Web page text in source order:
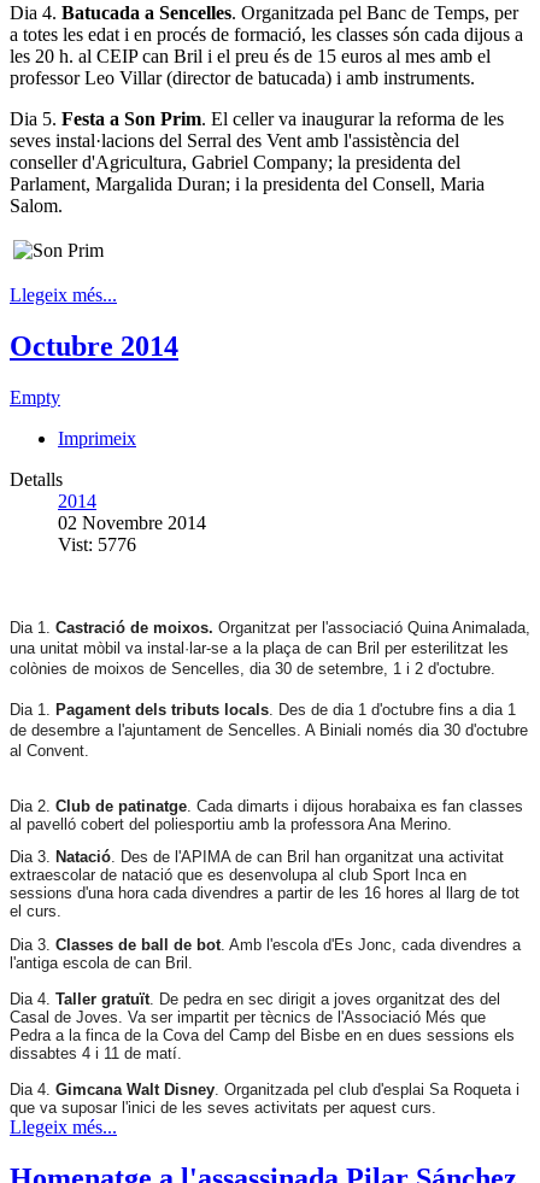
Dia 4. Batucada a Sencelles. Organitzada pel Banc de Temps, per
a totes les edat i en procés de formació, les classes són cada dijous a
les 20 h. al CEIP can Bril i el preu és de 15 euros al mes amb el
professor Leo Villar (director de batucada) i amb instruments.
Dia 5. Festa a Son Prim. El celler va inaugurar la reforma de les
seves instal·lacions del Serral des Vent amb l'assistència del
conseller d'Agricultura, Gabriel Company; la presidenta del
Parlament, Margalida Duran; i la presidenta del Consell, Maria
Salom.
Llegeix més...
Octubre 2014
Empty
Imprimeix
Detalls
2014
02 Novembre 2014
Vist: 5776
Dia 1. Castració de moixos. Organitzat per l'associació Quina Animalada,
una unitat mòbil va instal·lar-se a la plaça de can Bril per esterilitzat les
colònies de moixos de Sencelles, dia 30 de setembre, 1 i 2 d'octubre.
Dia 1. Pagament dels tributs locals . Des de dia 1 d'octubre fins a dia 1
de desembre a l'ajuntament de Sencelles. A Biniali només dia 30 d'octubre
al Convent.
Dia 2. Club de patinatge . Cada dimarts i dijous horabaixa es fan classes
al pavelló cobert del poliesportiu amb la professora Ana Merino.
Dia 3. Natació. Des de l'APIMA de can Bril han organitzat una activitat
extraescolar de natació que es desenvolupa al club Sport Inca en
sessions d'una hora cada divendres a partir de les 16 hores al llarg de tot
el curs.
Dia 3. Classes de ball de bot. Amb l'escola d'Es Jonc, cada divendres a
l'antiga escola de can Bril.
Dia 4. Taller gratuït. De pedra en sec dirigit a joves organitzat des del
Casal de Joves. Va ser impartit per tècnics de l'Associació Més que
Pedra a la finca de la Cova del Camp del Bisbe en en dues sessions els
dissabtes 4 i 11 de matí.
Dia 4. Gimcana Walt Disney. Organitzada pel club d'esplai Sa Roqueta i
que va suposar l'inici de les seves activitats per aquest curs.
Llegeix més...